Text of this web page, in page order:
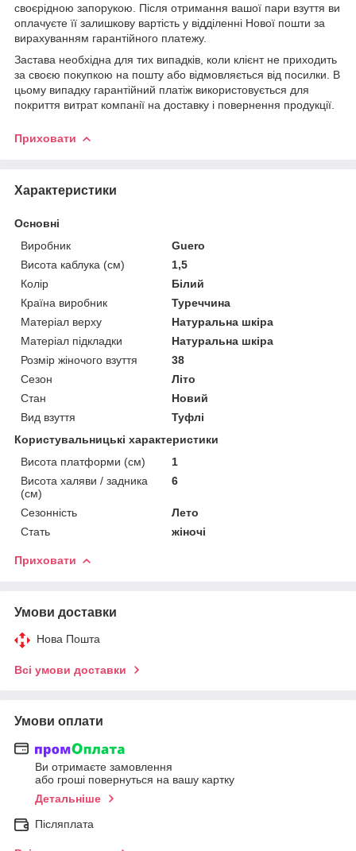
своєрідною запорукою. Після отримання вашої пари взуття ви
оплачуєте її залишкову вартість у відділенні Нової пошти за
вирахуванням гарантійного платежу.
Застава необхідна для тих випадків, коли клієнт не приходить
за своєю покупкою на пошту або відмовляється від посилки. В
цьому випадку гарантійний платіж використовується для
покриття витрат компанії на доставку і повернення продукції.
Приховати
Характеристики
Основні
Виробник
Guero
Висота каблука (см)
1,5
Колір
Білий
Країна виробник
Туреччина
Матеріал верху
Натуральна шкіра
Матеріал підкладки
Натуральна шкіра
Розмір жіночого взуття
38
Сезон
Літо
Стан
Новий
Вид взуття
Туфлі
Користувальницькі характеристики
Висота платформи (см)
1
Висота халяви / задника
(см)
6
Сезонність
Лето
Стать
жіночі
Приховати
Умови доставки
Нова Пошта
Всі умови доставки
Умови оплати
Ви отримаєте замовлення
або гроші повернуться на вашу картку
Детальніше
Післяплата